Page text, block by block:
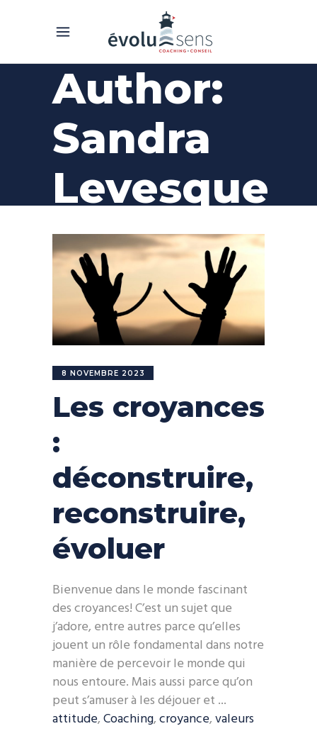
Author:
Sandra
Levesque
8 NOVEMBRE 2023
Les croyances
:
déconstruire,
reconstruire,
évoluer
Bienvenue dans le monde fascinant
des croyances! C’est un sujet que
j’adore, entre autres parce qu’elles
jouent un rôle fondamental dans notre
manière de percevoir le monde qui
nous entoure. Mais aussi parce qu’on
peut s’amuser à les déjouer et
attitude,Coaching,croyance,valeurs